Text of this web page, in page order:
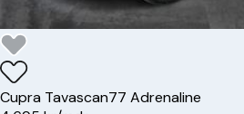
Cupra Tavascan77 Adrenaline